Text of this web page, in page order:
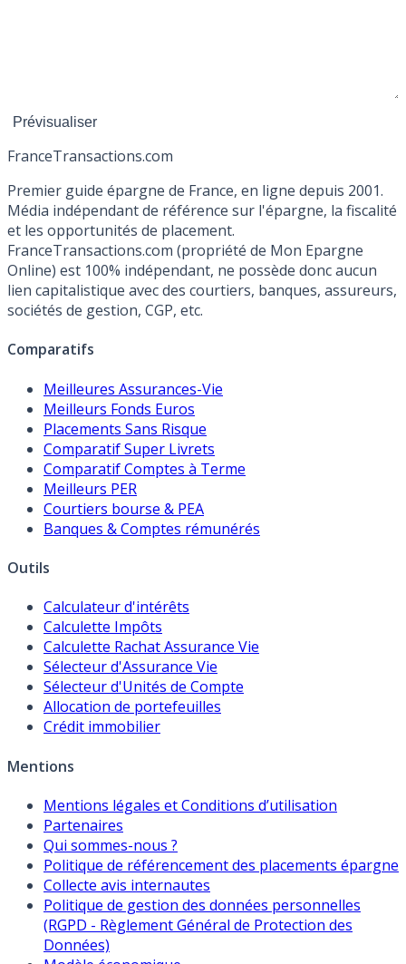
FranceTransactions.com
Premier guide épargne de France, en ligne depuis 2001.
Média indépendant de référence sur l'épargne, la fiscalité
et les opportunités de placement.
FranceTransactions.com (propriété de Mon Epargne
Online) est 100% indépendant, ne possède donc aucun
lien capitalistique avec des courtiers, banques, assureurs,
sociétés de gestion, CGP, etc.
Comparatifs
Meilleures Assurances-Vie
Meilleurs Fonds Euros
Placements Sans Risque
Comparatif Super Livrets
Comparatif Comptes à Terme
Meilleurs PER
Courtiers bourse & PEA
Banques & Comptes rémunérés
Outils
Calculateur d'intérêts
Calculette Impôts
Calculette Rachat Assurance Vie
Sélecteur d'Assurance Vie
Sélecteur d'Unités de Compte
Allocation de portefeuilles
Crédit immobilier
Mentions
Mentions légales et Conditions d’utilisation
Partenaires
Qui sommes-nous ?
Politique de référencement des placements épargne
Collecte avis internautes
Politique de gestion des données personnelles
(RGPD - Règlement Général de Protection des
Données)